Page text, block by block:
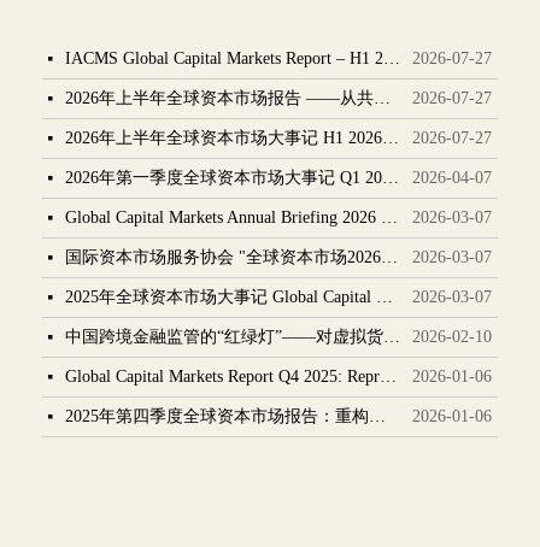
2026-07-27
넷 IACMS Global Capital Markets Report – H1 2026 From Consensus to Fragmentation – The Triad of War, Inflation, and AI
2026-07-27
넷 2026年上半年全球资本市场报告 ——从共识到分裂：战争、通胀与AI的三重奏
2026-07-27
넷 2026年上半年全球资本市场大事记 H1 2026 Global Capital Markets Chronicle
2026-04-07
넷 2026年第一季度全球资本市场大事记 Q1 2026 Global Capital Markets Chronicle
2026-03-07
넷 Global Capital Markets Annual Briefing 2026 From IACMS
2026-03-07
넷 国际资本市场服务协会 "全球资本市场2026年度简报"
2026-03-07
넷 2025年全球资本市场大事记 Global Capital Markets Chronicle 2025
2026-02-10
넷 中国跨境金融监管的“红绿灯”——对虚拟货币及数字资产跨境风险的简要分析
2026-01-06
넷 Global Capital Markets Report Q4 2025: Repricing and Anchoring
2026-01-06
넷 2025年第四季度全球资本市场报告：重构与锚定